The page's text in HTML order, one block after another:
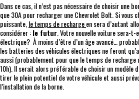
Dans ce cas, il n’est pas nécessaire de choisir une
que 30A pour recharger une Chevrolet Bolt. Si vous
puissante, le temps de rechargeen sera d’autant
considérer :le futur . Votre nouvelle voiture sera-
électrique? À moins d’être d’un âge avancé…
les batteries des véhicules électriques ne feront
aussi (probablement pour que le temps de recharge
10h). Il serait alors préférable de choisir un modèle
tirer le plein potentiel de votre véhicule et aussi
l’installation de la borne.